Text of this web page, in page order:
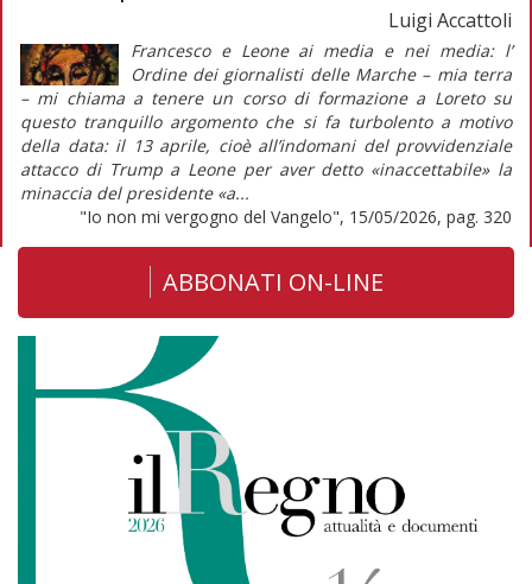
Luigi Accattoli
Francesco e Leone ai media e nei media: l’
Ordine dei giornalisti delle Marche – mia terra
– mi chiama a tenere un corso di formazione a Loreto su
questo tranquillo argomento che si fa turbolento a motivo
della data: il 13 aprile, cioè all’indomani del provvidenziale
attacco di Trump a Leone per aver detto «inaccettabile» la
minaccia del presidente «a...
"Io non mi vergogno del Vangelo", 15/05/2026, pag. 320
ABBONATI ON-LINE